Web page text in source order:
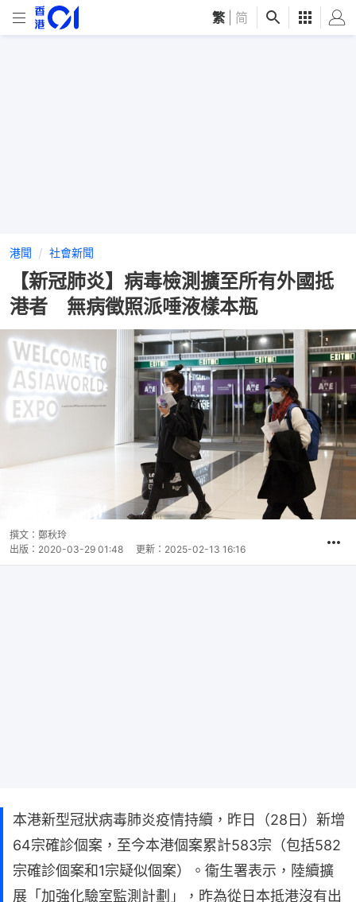
繁 简
港聞 社會新聞
【新冠肺炎】病毒檢測擴至所有外國抵
港者 無病徵照派唾液樣本瓶
撰文： 鄭秋玲
出版： 2020-03-29 01:48 更新： 2025-02-13 16:16
本港新型冠狀病毒肺炎疫情持續，昨日（28日）新增
64宗確診個案，至今本港個案累計583宗（包括582
宗確診個案和1宗疑似個案）。衞生署表示，陸續擴
展「加強化驗室監測計劃」，昨為從日本抵港沒有出